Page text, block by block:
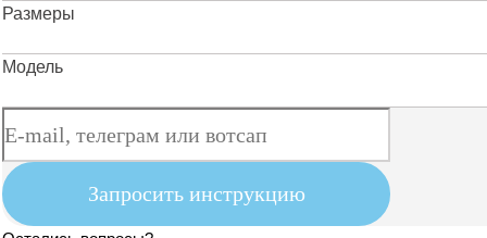
Размеры
Модель
Запросить инструкцию